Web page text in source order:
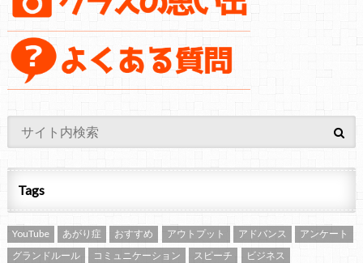
Tags
YouTube あがり症 おすすめ アウトプット アドバンス
アンケート
グランドルール
コミュニケーション スピーチ
ビジネス